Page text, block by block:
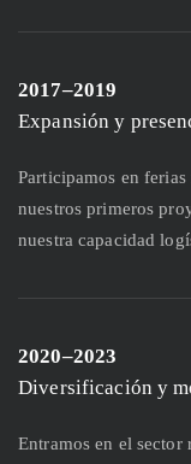
2017–2019
Expansión y
Participamos en
nuestros primeros
nuestra capacidad
2020–2023
Diversificación y
Entramos en el sector